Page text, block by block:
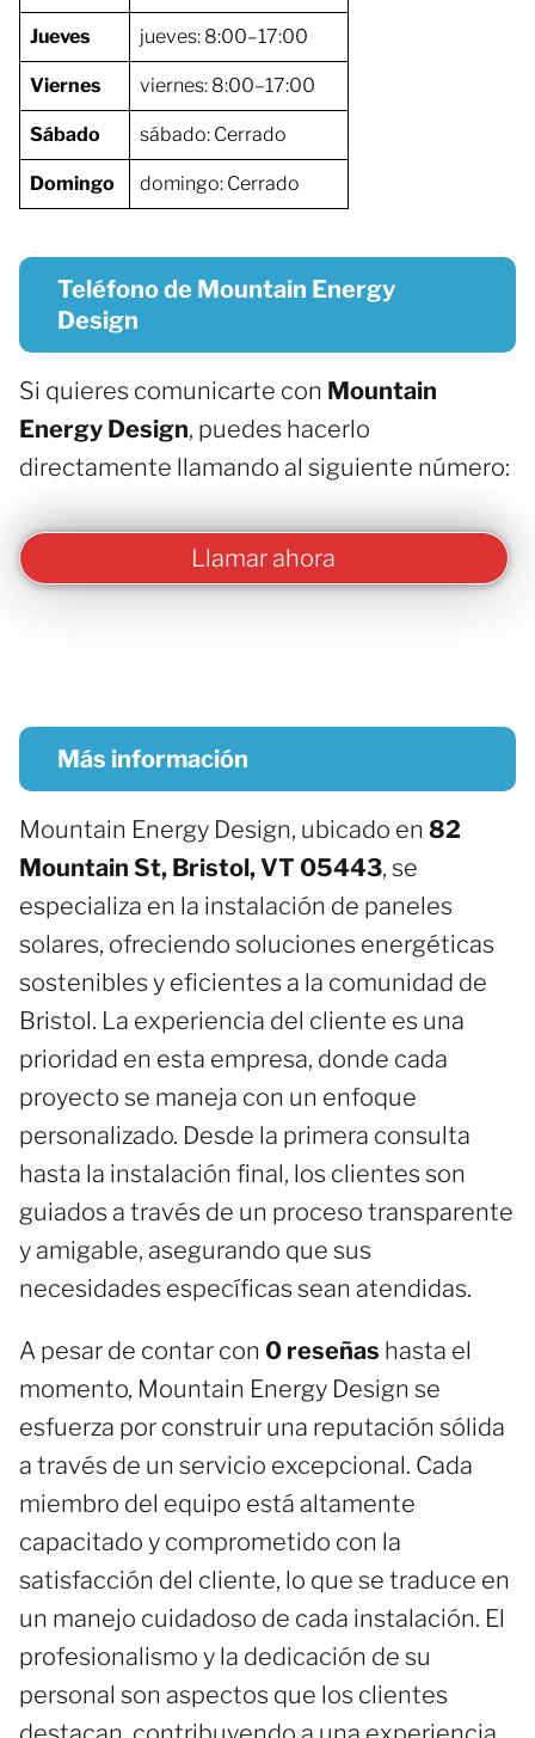
Jueves jueves: 8:00–17:00
Viernes viernes: 8:00–17:00
Sábado sábado: Cerrado
Domingo domingo: Cerrado
Teléfono de Mountain Energy
Design
Si quieres comunicarte con Mountain
Energy Design, puedes hacerlo
directamente llamando al siguiente número:
Llamar ahora
Más información
Mountain Energy Design, ubicado en 82
Mountain St, Bristol, VT 05443, se
especializa en la instalación de paneles
solares, ofreciendo soluciones energéticas
sostenibles y eficientes a la comunidad de
Bristol. La experiencia del cliente es una
prioridad en esta empresa, donde cada
proyecto se maneja con un enfoque
personalizado. Desde la primera consulta
hasta la instalación final, los clientes son
guiados a través de un proceso transparente
y amigable, asegurando que sus
necesidades específicas sean atendidas.
A pesar de contar con 0 reseñas hasta el
momento, Mountain Energy Design se
esfuerza por construir una reputación sólida
a través de un servicio excepcional. Cada
miembro del equipo está altamente
capacitado y comprometido con la
satisfacción del cliente, lo que se traduce en
un manejo cuidadoso de cada instalación. El
profesionalismo y la dedicación de su
personal son aspectos que los clientes